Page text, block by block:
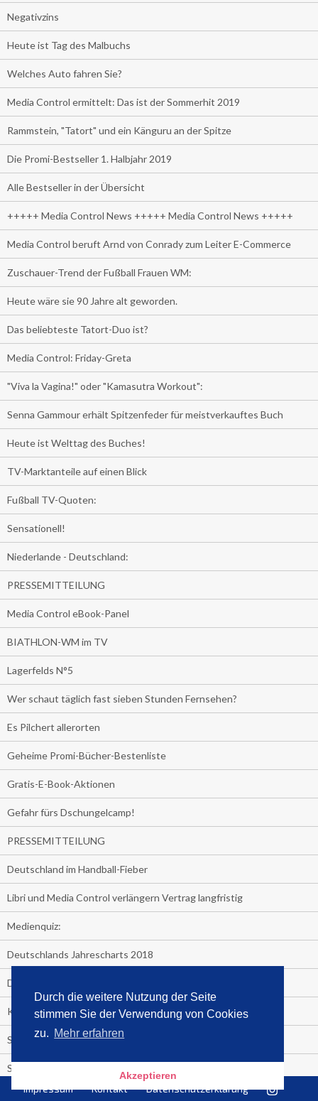
Durch die weitere Nutzung der Seite
stimmen Sie der Verwendung von Cookies
zu. Mehr erfahren
Akzeptieren
Negativzins
Heute ist Tag des Malbuchs
Welches Auto fahren Sie?
Media Control ermittelt: Das ist der Sommerhit 2019
Rammstein, "Tatort" und ein Känguru an der Spitze
Die Promi-Bestseller 1. Halbjahr 2019
Alle Bestseller in der Übersicht
+++++ Media Control News +++++ Media Control News +++++
Media Control beruft Arnd von Conrady zum Leiter E-Commerce
Zuschauer-Trend der Fußball Frauen WM:
Heute wäre sie 90 Jahre alt geworden.
Das beliebteste Tatort-Duo ist?
Media Control: Friday-Greta
"Viva la Vagina!" oder "Kamasutra Workout":
Senna Gammour erhält Spitzenfeder für meistverkauftes Buch
Heute ist Welttag des Buches!
TV-Marktanteile auf einen Blick
Fußball TV-Quoten:
Sensationell!
Niederlande - Deutschland:
PRESSEMITTEILUNG
Media Control eBook-Panel
BIATHLON-WM im TV
Lagerfelds N°5
Wer schaut täglich fast sieben Stunden Fernsehen?
Es Pilchert allerorten
Geheime Promi-Bücher-Bestenliste
Gratis-E-Book-Aktionen
Gefahr fürs Dschungelcamp!
PRESSEMITTEILUNG
Deutschland im Handball-Fieber
Libri und Media Control verlängern Vertrag langfristig
Medienquiz:
Deutschlands Jahrescharts 2018
Die TV-Quotenkönige 2018
KNV und Media Control verlängern vorzeitig Zusammenarbeit
STRENG VERTRAULICH
Streaming verändert TV?
Welcher TV-Sender hat seine Marktanteile seit 2013 vervierfacht?
Impressum Kontakt Datenschutzerklärung